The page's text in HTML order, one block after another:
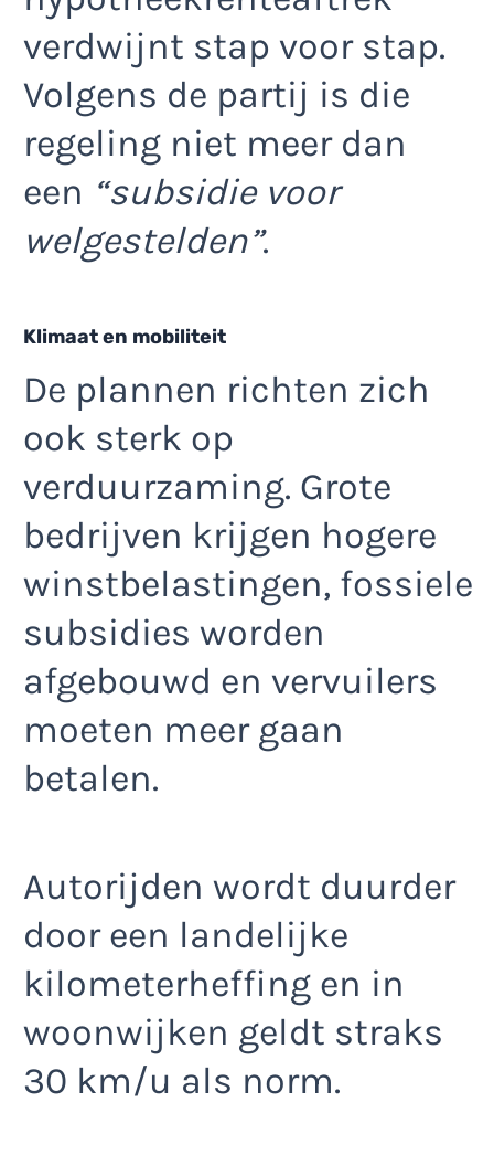
verdwijnt stap voor stap.
Volgens de partij is die
regeling niet meer dan
een “subsidie voor
welgestelden”.
Klimaat en mobiliteit
De plannen richten zich
ook sterk op
verduurzaming. Grote
bedrijven krijgen hogere
winstbelastingen, fossiele
subsidies worden
afgebouwd en vervuilers
moeten meer gaan
betalen.
Autorijden wordt duurder
door een landelijke
kilometerheffing en in
woonwijken geldt straks
30 km/u als norm.